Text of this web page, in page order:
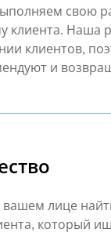
свою
клиента. Наша
клиентов,
и
лице
который